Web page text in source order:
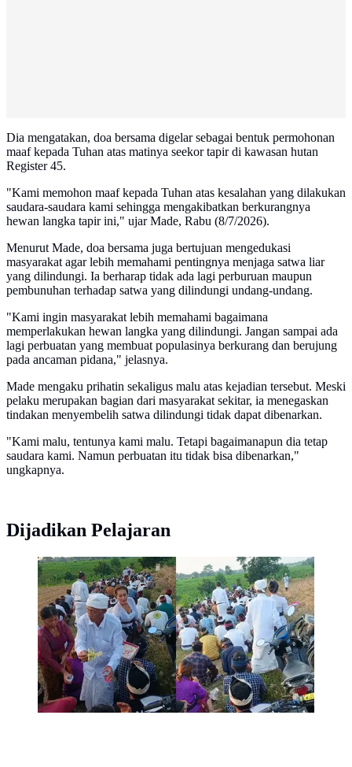
Dia mengatakan, doa bersama digelar sebagai bentuk permohonan
maaf kepada Tuhan atas matinya seekor tapir di kawasan hutan
Register 45.
"Kami memohon maaf kepada Tuhan atas kesalahan yang dilakukan
saudara-saudara kami sehingga mengakibatkan berkurangnya
hewan langka tapir ini," ujar Made, Rabu (8/7/2026).
Menurut Made, doa bersama juga bertujuan mengedukasi
masyarakat agar lebih memahami pentingnya menjaga satwa liar
yang dilindungi. Ia berharap tidak ada lagi perburuan maupun
pembunuhan terhadap satwa yang dilindungi undang-undang.
"Kami ingin masyarakat lebih memahami bagaimana
memperlakukan hewan langka yang dilindungi. Jangan sampai ada
lagi perbuatan yang membuat populasinya berkurang dan berujung
pada ancaman pidana," jelasnya.
Made mengaku prihatin sekaligus malu atas kejadian tersebut. Meski
pelaku merupakan bagian dari masyarakat sekitar, ia menegaskan
tindakan menyembelih satwa dilindungi tidak dapat dibenarkan.
"Kami malu, tentunya kami malu. Tetapi bagaimanapun dia tetap
saudara kami. Namun perbuatan itu tidak bisa dibenarkan,"
ungkapnya.
Dijadikan Pelajaran
Puluhan umat Hindu Bali gelar doa bersama di lokasi
penyembelihan tapir, Mesuji, Lampung.
(Liputan6.com/Istimewa).